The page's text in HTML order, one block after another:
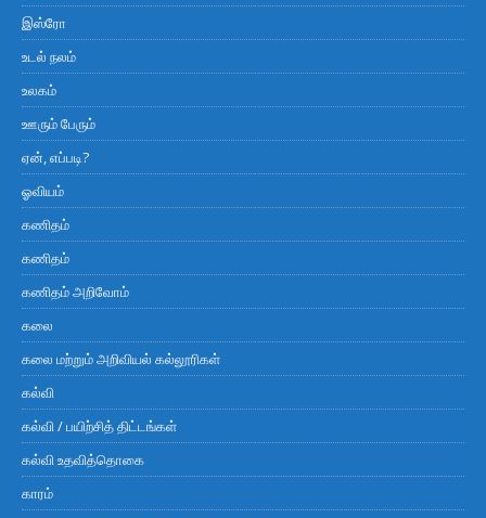
இஸ்ரோ
உடல் நலம்
உலகம்
ஊரும் பேரும்
ஏன், எப்படி?
ஓவியம்
கணிதம்
கணிதம்
கணிதம் அறிவோம்
கலை
கலை மற்றும் அறிவியல் கல்லூரிகள்
கல்வி
கல்வி / பயிற்சித் திட்டங்கள்
கல்வி உதவித்தொகை
காரம்